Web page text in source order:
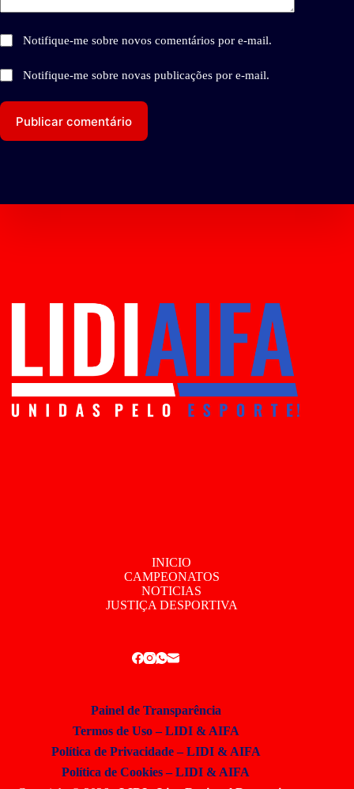
Notifique-me sobre novos comentários por e-mail.
Notifique-me sobre novas publicações por e-mail.
Publicar comentário
INICIO
CAMPEONATOS
NOTICIAS
JUSTIÇA DESPORTIVA
Painel de Transparência
Termos de Uso – LIDI & AIFA
Política de Privacidade – LIDI & AIFA
Política de Cookies – LIDI & AIFA